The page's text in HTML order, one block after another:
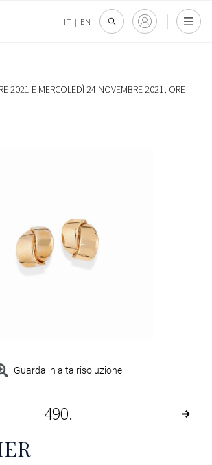
IT | EN
2021 E MERCOLEDÌ 24 NOVEMBRE 2021, ORE
Guarda in alta risoluzione
490